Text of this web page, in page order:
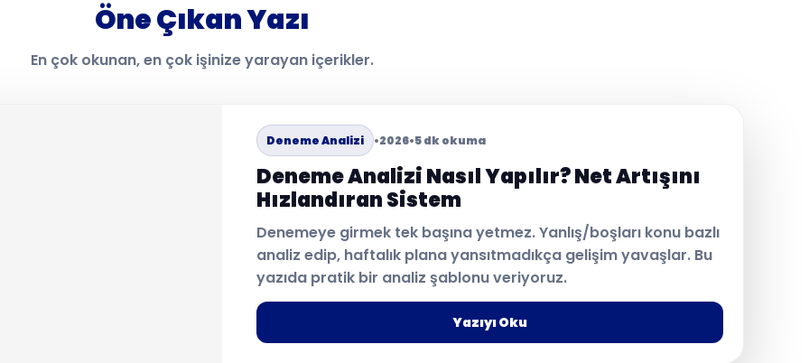
Öne Çıkan Yazı
En çok okunan, en çok işinize yarayan içerikler.
Deneme Analizi •2026•5 dk okuma
Deneme Analizi Nasıl Yapılır? Net Artışını
Hızlandıran Sistem
Denemeye girmek tek başına yetmez. Yanlış/boşları konu bazlı
analiz edip, haftalık plana yansıtmadıkça gelişim yavaşlar. Bu
yazıda pratik bir analiz şablonu veriyoruz.
Yazıyı Oku